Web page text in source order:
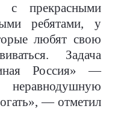
с прекрасными
ребятами, у
любят свою
Задача
Россия» —
— отметил